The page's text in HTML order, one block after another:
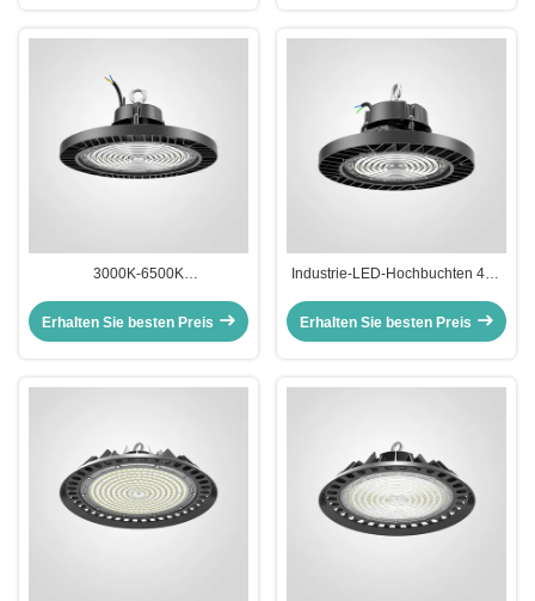
3000K-6500K
Beurteilung LED
Erhalten Sie besten Preis
Industrie-LED-Hochbuchten 400
Erhalten Sie besten Preis